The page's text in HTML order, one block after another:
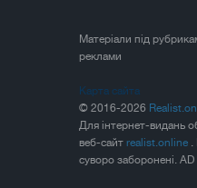
Матеріали під
реклами
Карта сайта
© 2016-2026
Для інтернет-видань
веб-сайтrealist.online .
суворо заборонені. AD